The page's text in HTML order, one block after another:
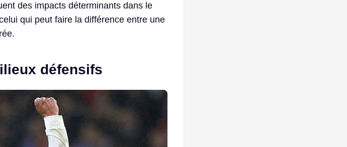
des impacts déterminants dans le
qui peut faire la différence entre une
défensifs